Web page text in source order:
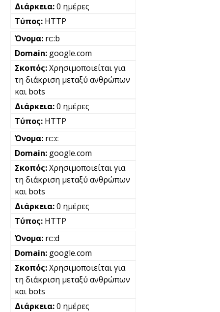
0 ημέρες
HTTP
rc::b
google.com
Χρησιμοποιείται για
τη διάκριση μεταξύ ανθρώπων
και bots
0 ημέρες
HTTP
rc::c
google.com
Χρησιμοποιείται για
τη διάκριση μεταξύ ανθρώπων
και bots
0 ημέρες
HTTP
rc::d
google.com
Χρησιμοποιείται για
τη διάκριση μεταξύ ανθρώπων
και bots
0 ημέρες